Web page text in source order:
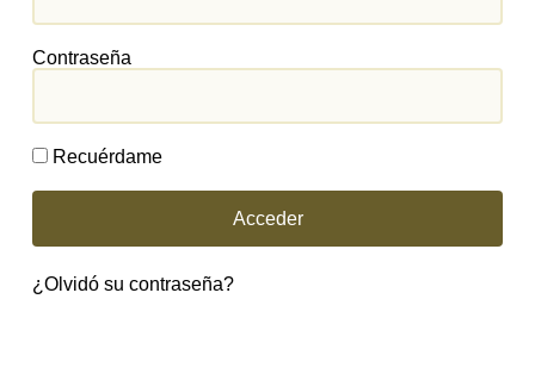
Contraseña
Recuérdame
Acceder
¿Olvidó su contraseña?